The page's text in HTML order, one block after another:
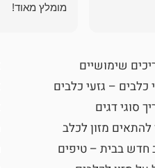
מומלץ מאוד!
שימושיים
כלבים – גזעי כלבים
סוגי דגים
להתאים מזון לכלב
חדש בבית – טיפים